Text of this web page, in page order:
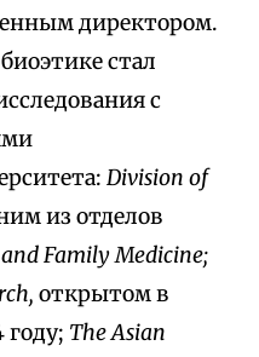
директором.
стал
с
Division of
из отделов
Family Medicine;
открытом в
году; The Asian